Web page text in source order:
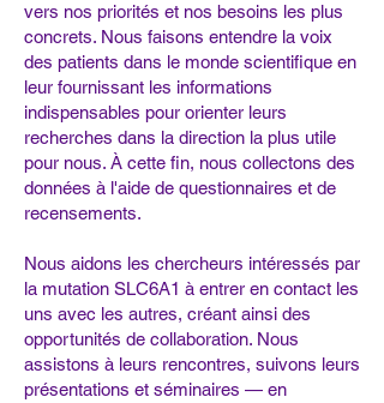
vers nos priorités et nos besoins les plus
concrets. Nous faisons entendre la voix
des patients dans le monde scientifique en
leur fournissant les informations
indispensables pour orienter leurs
recherches dans la direction la plus utile
pour nous. À cette fin, nous collectons des
données à l'aide de questionnaires et de
recensements.
Nous aidons les chercheurs intéressés par
la mutation SLC6A1 à entrer en contact les
uns avec les autres, créant ainsi des
opportunités de collaboration. Nous
assistons à leurs rencontres, suivons leurs
présentations et séminaires — en